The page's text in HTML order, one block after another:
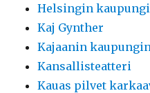
Helsingin
Kaj Gynther
Kajaanin
Kansallisteatteri
Kauas pilvet